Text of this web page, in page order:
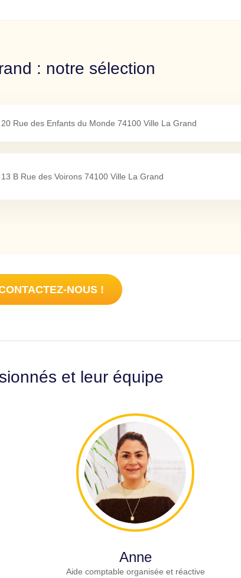
: notre sélection
20 Rue des Enfants du Monde 74100 Ville La Grand
13 B Rue des Voirons 74100 Ville La Grand
NOUS !
et leur équipe
Anne
Aide comptable organisée et réactive